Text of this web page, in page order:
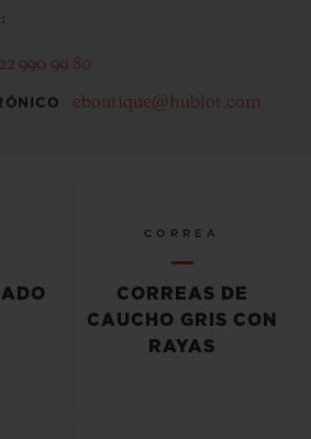
990 99 80
eboutique@hublot.com
CORREA
CORREAS DE
CAUCHO GRIS CON
RAYAS